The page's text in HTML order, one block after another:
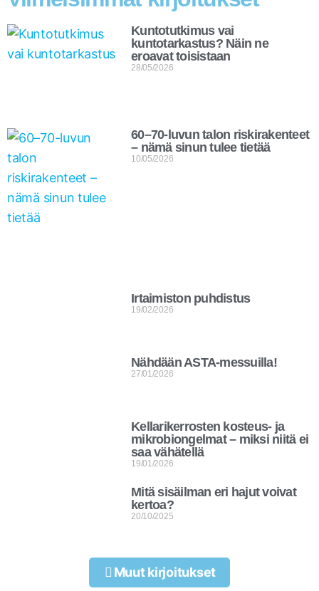
Kuntotutkimus vai
kuntotarkastus? Näin ne
eroavat toisistaan
28/05/2026
60–70-luvun talon riskirakenteet
– nämä sinun tulee tietää
10/05/2026
Irtaimiston puhdistus
19/02/2026
Nähdään ASTA-messuilla!
27/01/2026
Kellarikerrosten kosteus- ja
mikrobiongelmat – miksi niitä ei
saa vähätellä
19/01/2026
Mitä sisäilman eri hajut voivat
kertoa?
20/10/2025
Muut kirjoitukset